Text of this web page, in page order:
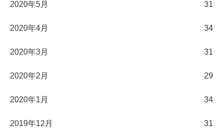
2020年5月 31
2020年4月 34
2020年3月 31
2020年2月 29
2020年1月 34
2019年12月 31